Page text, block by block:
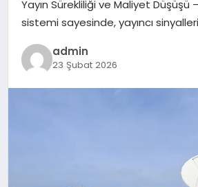
Yayın Sürekliliği ve Maliyet Düşüşü
sistemi sayesinde, yayıncı
admin
23 Şubat 2026